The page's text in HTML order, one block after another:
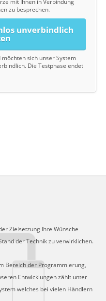
mit Ihnen in Verbindung
zu besprechen.
unverbindlich
sich unser System
Die Testphase endet
Zielsetzung Ihre Wünsche
der Technik zu verwirklichen.
Bereich der Programmierung,
Entwicklungen zählt unter
welches bei vielen Händlern